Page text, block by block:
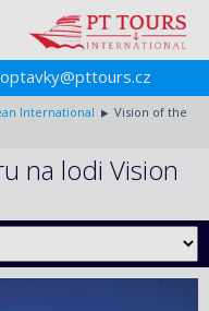
International
Vision of the
na lodi Vision